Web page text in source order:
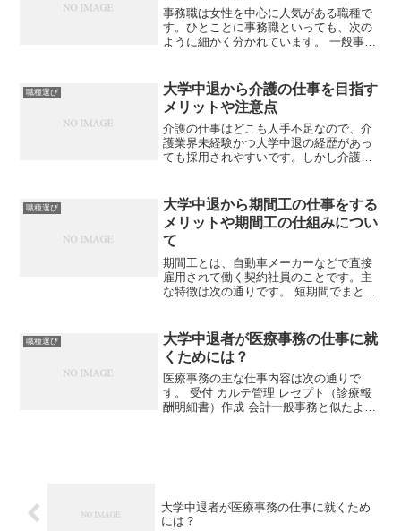
事務職は女性を中心に人気がある職種で
す。ひとことに事務職といっても、次の
ように細かく分かれています。 一般事務
く派遣社員やアルバイト社員も多いで
す。事務職に有利...
職種選び
大学中退から介護の仕事を目指す
メリットや注意点
介護の仕事はどこも人手不足なので、介
護業界未経験かつ大学中退の経歴があっ
ても採用されやすいです。しかし介護の
ありません。離職率が高い給料が安い仕
事内容がきつい就職できな...
職種選び
大学中退から期間工の仕事をする
メリットや期間工の仕組みについ
て
期間工とは、自動車メーカーなどで直接
雇用されて働く契約社員のことです。主
な特徴は次の通りです。 短期間でまとま
で、給与明細に記載されない収入面での
メリットが多い 契...
職種選び
大学中退者が医療事務の仕事に就
くためには？
医療事務の主な仕事内容は次の通りで
す。 受付 カルテ管理 レセプト（診療報
酬明細書）作成 会計一般事務と似たよう
大学中退者が医療事務の仕事に就くため
には？